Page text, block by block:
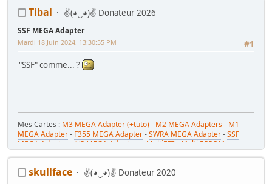
RaceCab Multi sur Initial D-Daytona 2 & Sega Rally 2 sur cab Scud
Mes WIP :Fast & Furious Super Bikes
Crisis 4 DX- Pole Position Upright
Tibal ✌(◕‿◕)✌ Donateur 2026
SSF MEGA Adapter
#1
Mardi 18 Juin 2024, 13:30:55 PM
"SSF" comme... ?
Mes Cartes : M3 MEGA Adapter (+tuto) - M2 MEGA Adapters- M1
MEGA Adapter- F355 MEGA Adapter-SWRA MEGA Adapter-SSF
MEGA Adapter
JVS MEGA Adapters
MultiFFB : Multi EPROM pour
Driveboard SEGA-M2toM3-Coin Tower Mini-VR Button Panel
RaceCab Multi sur Initial D-Daytona 2 & Sega Rally 2 sur cab Scud
skullface ✌(◕‿◕)✌ Donateur 2020